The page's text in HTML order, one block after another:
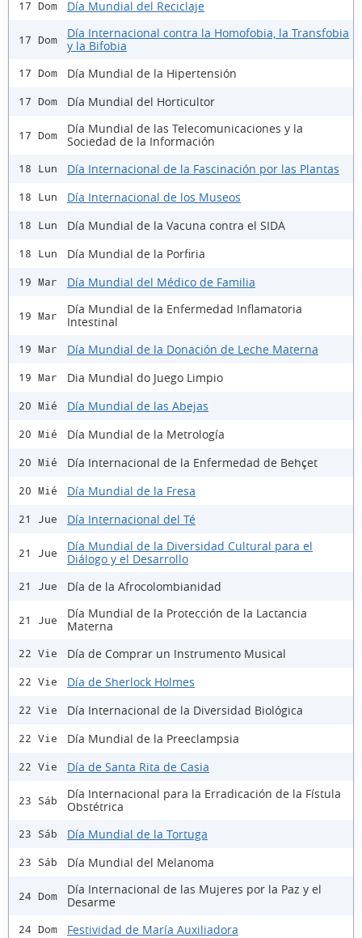
17 Dom Día Mundial del Reciclaje
17 Dom
Día Internacional contra la Homofobia, la Transfobia
y la Bifobia
17 Dom Día Mundial de la Hipertensión
17 Dom Día Mundial del Horticultor
17 Dom
Día Mundial de las Telecomunicaciones y la
Sociedad de la Información
18 Lun Día Internacional de la Fascinación por las Plantas
18 Lun Día Internacional de los Museos
18 Lun Día Mundial de la Vacuna contra el SIDA
18 Lun Día Mundial de la Porfiria
19 Mar Día Mundial del Médico de Familia
19 Mar
Día Mundial de la Enfermedad Inflamatoria
Intestinal
19 Mar Día Mundial de la Donación de Leche Materna
19 Mar Dia Mundial do Juego Limpio
20 Mié Día Mundial de las Abejas
20 Mié Día Mundial de la Metrología
20 Mié Día Internacional de la Enfermedad de Behçet
20 Mié Día Mundial de la Fresa
21 Jue Día Internacional del Té
21 Jue
Día Mundial de la Diversidad Cultural para el
Diálogo y el Desarrollo
21 Jue Día de la Afrocolombianidad
21 Jue
Día Mundial de la Protección de la Lactancia
Materna
22 Vie Día de Comprar un Instrumento Musical
22 Vie Día de Sherlock Holmes
22 Vie Día Internacional de la Diversidad Biológica
22 Vie Día Mundial de la Preeclampsia
22 Vie Día de Santa Rita de Casia
23 Sáb
Día Internacional para la Erradicación de la Fístula
Obstétrica
23 Sáb Día Mundial de la Tortuga
23 Sáb Día Mundial del Melanoma
24 Dom
Día Internacional de las Mujeres por la Paz y el
Desarme
24 Dom Festividad de María Auxiliadora